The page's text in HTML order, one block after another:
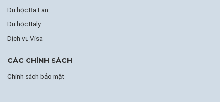
Du học Ba Lan
Du học Italy
Dịch vụ Visa
CÁC CHÍNH SÁCH
Chính sách bảo mật